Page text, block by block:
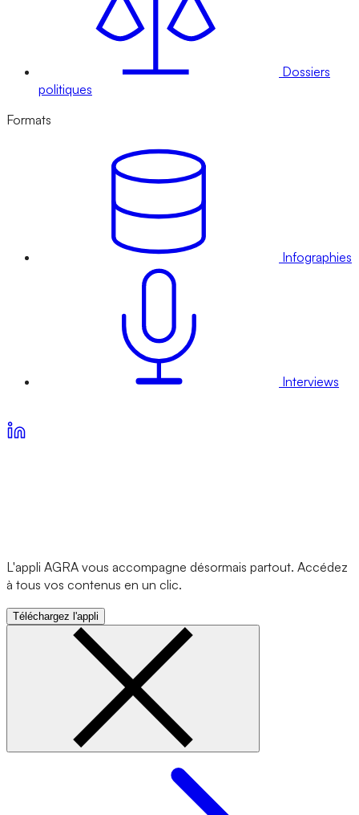
Dossiers
politiques
Formats
Infographies
Interviews
L'appli AGRA vous accompagne désormais partout. Accédez
à tous vos contenus en un clic.
Téléchargez l'appli